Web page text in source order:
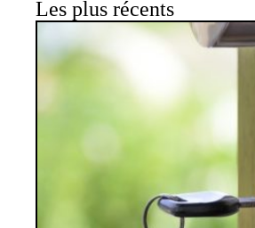
Les plus récents